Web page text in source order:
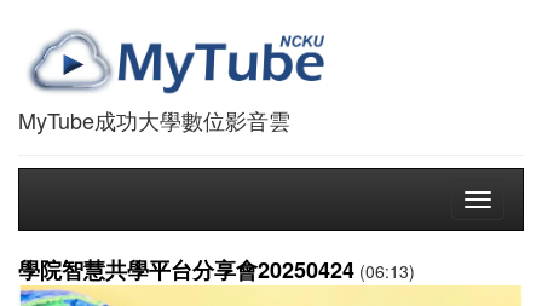
MyTube成功大學數位影音雲
Toggle
學院智慧共學平台分享會20250424 (06:13)